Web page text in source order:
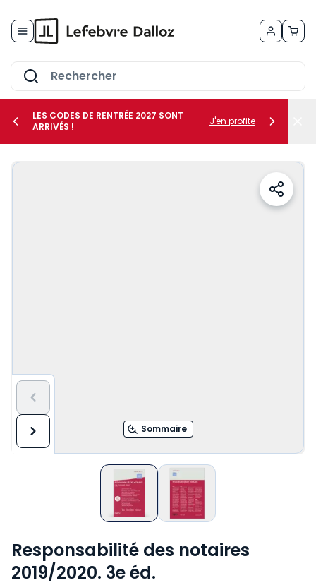
le sous-menu Vos métiers
LES CODES DE RENTRÉE 2027 SONT
ARRIVÉS !
J'en profite
Sommaire
Responsabilité des notaires
2019/2020. 3e éd.